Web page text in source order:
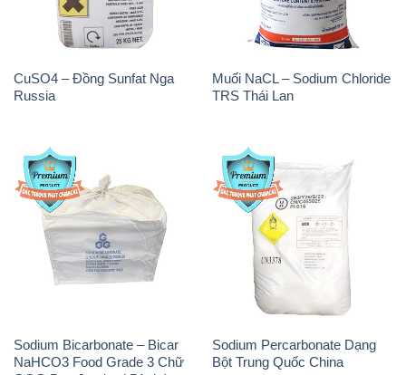
Sodium Bicarbonate – Bicar
NaHCO3 Food Grade 3 Chữ
GGG Bao Jumbo ( Bành )
Trung Quốc China
Sodium Percarbonate Dạng
Bột Trung Quốc China